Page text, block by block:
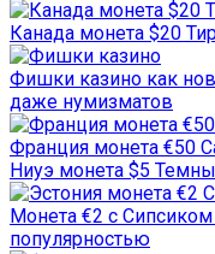
Канада монета $20
Фишки казино как
даже нумизматов
Франция монета €50
Ниуэ монета $5
Монета €2 с
популярностью